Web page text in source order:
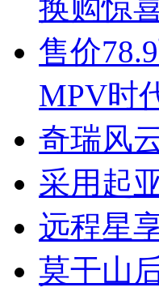
换购惊
售价
MPV时
奇瑞风
采用起
远程星
莫干山